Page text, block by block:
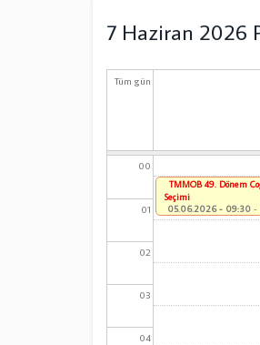
7 Haziran 2026
Tüm gün
00
01
02
03
04
TMMOB 49. Dönem
Seçimi
05.06.2026 - 09:30 -